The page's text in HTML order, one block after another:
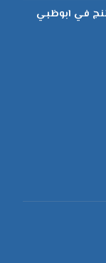
في ابوظبي